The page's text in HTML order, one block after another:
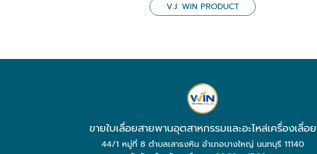
V.J. WIN PRODUCT
ขายใบเลื่อยสายพานอุตสาหกรรมและอะไหล่เครื่องเลื่อย
44/1 หมู่ที่ 8 ตำบลเสาธงหิน อำเภอบางใหญ่ นนทบุรี 11140